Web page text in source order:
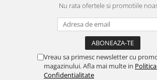
Nu rata ofertele si promotiile
Vreau sa primesc newsletter cu
magazinului. Afla mai multe in
Confidentialitate